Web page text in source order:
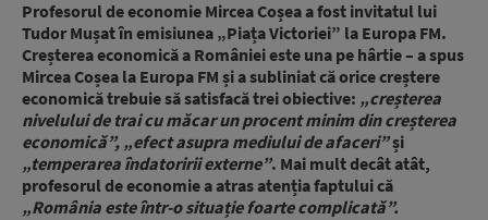
Profesorul de economie Mircea Coșea a fost invitatul lui
Tudor Mușat în emisiunea „Piața Victoriei” la Europa FM.
Creșterea economică a României este una pe hârtie – a spus
Mircea Coșea la Europa FM și a subliniat că orice creștere
economică trebuie să satisfacă trei obiective: „creșterea
nivelului de trai cu măcar un procent minim din creșterea
economică”, „efect asupra mediului de afaceri”și
„temperarea îndatoririi externe”. Mai mult decât atât,
profesorul de economie a atras atenția faptului că
„România este într-o situație foarte complicată”.